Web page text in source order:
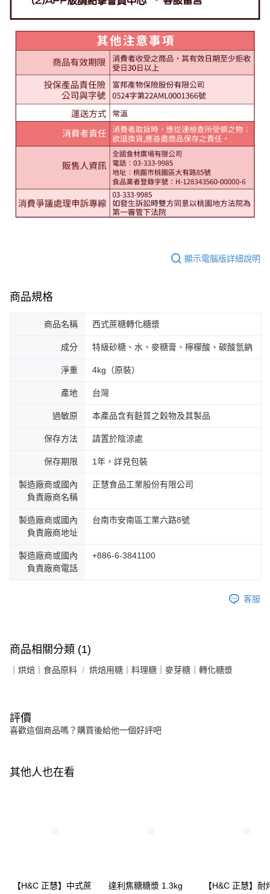
顯示電腦版詳細說明
商品規格
商品名稱 西式蔗糖轉化糖漿
成分 特級砂糖、水、麥糖膏、檸檬酸、碳酸氫鈉
淨重 4kg（原裝）
產地 台灣
過敏原 本產品含有麩質之穀物及其製品
保存方法 請置於陰涼處
保存期限 1年，詳見包裝
製造廠商或國內
負責廠商名稱
正慧食品工業股份有限公司
製造廠商或國內
負責廠商地址
台南市安南區工業六路8號
製造廠商或國內
負責廠商電話
+886-6-3841100
客服
商品相關分類 (1)
｜烘焙｜食品原料 烘焙用糖｜料理糖｜麥芽糖｜轉化糖漿
評價
喜歡這個商品嗎？購買後給他一個好評吧
其他人也在看
【H&C 正慧】中式蔗
達利焦糖糖漿 1.3kg
【H&C 正慧】耐